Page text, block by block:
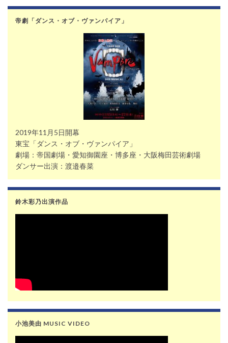
帝劇「ダンス・オブ・ヴァンパイア」
2019年11月5日開幕
東宝「ダンス・オブ・ヴァンパイア」
劇場：帝国劇場・愛知御園座・博多座・大阪梅田芸術劇場
ダンサー出演：渡邉春菜
鈴木彩乃出演作品
小池美由 MUSIC VIDEO